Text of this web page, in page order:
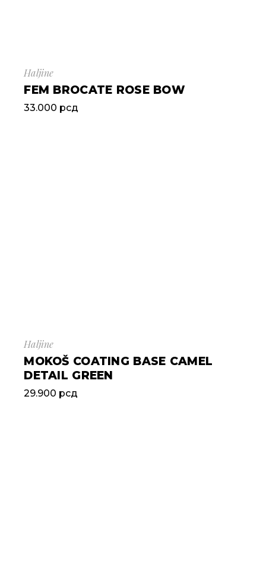
Haljine
FEM BROCATE ROSE BOW
33.000 рсд
Haljine
MOKOŠ COATING BASE CAMEL
DETAIL GREEN
29.900 рсд